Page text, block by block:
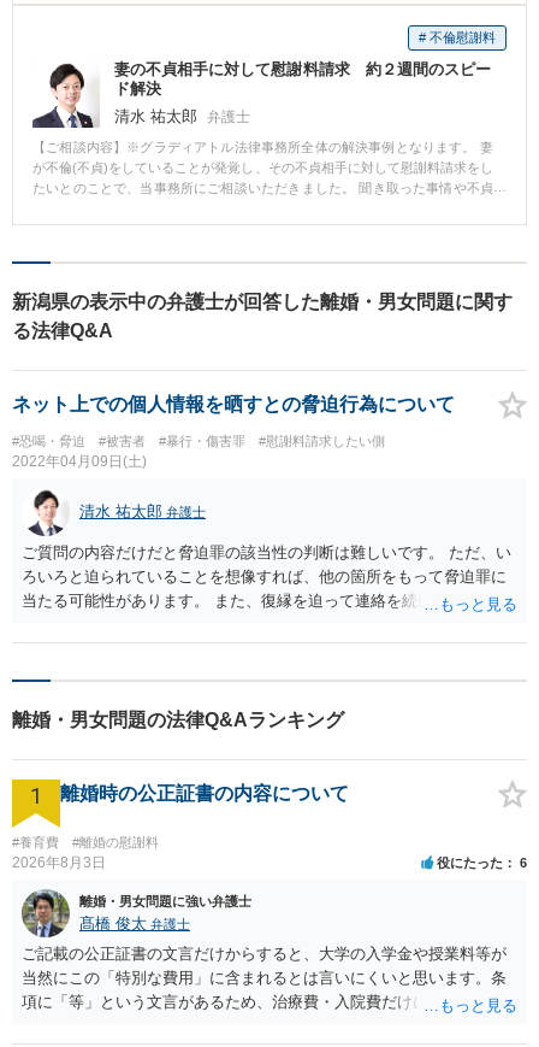
場を不貞相手の配偶者の親に見られたので、不貞行為自体に争いはないが、
少しでも慰謝料の金額を減額してほしいとのこと。 ■ベリーベストの対応と
その結果 不貞相手と不貞相手の配偶者は離婚には至っていないものの、不貞
を原因に別居していた。依頼者様が訴訟は避けたいとのことだったので、相
手方と粘り強い交渉を続け、130万円まで減額することに成功しました。
# 不倫慰謝料
妻の不貞相手に対して慰謝料請求 約２週間のスピー
ド解決
清水 祐太郎
弁護士
【ご相談内容】※グラディアトル法律事務所全体の解決事例となります。 妻
が不倫(不貞)をしていることが発覚し、その不貞相手に対して慰謝料請求をし
たいとのことで、当事務所にご相談いただきました。 聞き取った事情や不貞
送。 郵便到着後すぐに不貞相手から当事務所に連絡があり、不貞の事実を認
万円の解決金(慰謝料) を主な内容とした合意書を取り交わすことに成功。 結
果、依頼を受けてから約2週間でスピード解決となりました。 【弁護士からの
コメント】 多くの人が、「弁護士に依頼する＝裁判」でトラブルを解決する
される方もいらっしゃいます。 しかし、弁護士にとって裁判は問題解決への
ひとつの手段に過ぎません。 裁判所に持ち込まずとも、弁護士が相手方と交
渉することでトラブルが解決できるケースは往々にしてあります。 ご自身で
の解決が難しい場合は、まずは弁護士に相談することをおすすめします。
新潟県の表示中の弁護士が回答した離婚・男女問題に関す
る法律Q&A
ネット上での個人情報を晒すとの脅迫行為について
#恐喝・脅迫 #被害者 #暴行・傷害罪 #慰謝料請求したい側
2022年04月09日(土)
清水 祐太郎 弁護士
ご質問の内容だけだと脅迫罪の該当性の判断は難しいです。 ただ、い
ろいろと迫られていることを想像すれば、他の箇所をもって脅迫罪に
当たる可能性があります。 また、復縁を迫って連絡を続けてきている
反に当たる可能性があります。 別れてからも突然家に来たりする相手
不安だけで引っ越し代金の支払いを求めるのは難しいです。 弁護士と
離婚・男女問題の法律Q&Aランキング
1 離婚時の公正証書の内容について
#養育費 #離婚の慰謝料
2026年8月3日 役にたった 6
離婚・男女問題に強い弁護士
髙橋 俊太 弁護士
ご記載の公正証書の文言だけからすると、大学の入学金や授業料等が
当然にこの「特別な費用」に含まれるとは言いにくいと思います。条
項に「等」という文言があるため、治療費・入院費だけに限定される